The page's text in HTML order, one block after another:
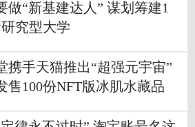
做“新基建达人” 谋划筹建1
究型大学
携手天猫推出“超强元宇宙”
售100份NFT版冰肌水藏品